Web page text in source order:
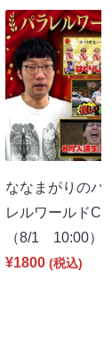
ななまがりのパ
レルワールド
（8/1 10:00）
¥1800 (税込)